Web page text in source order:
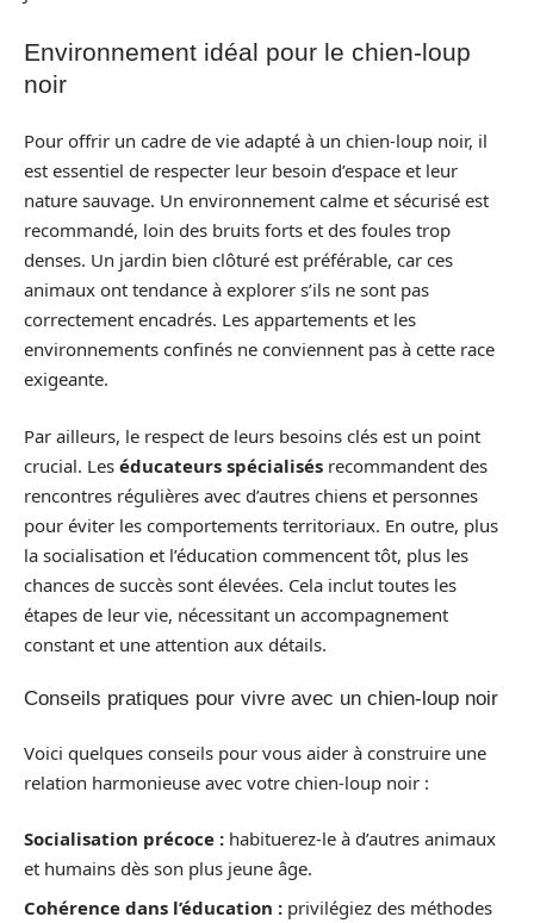
Environnement idéal pour le chien-loup
noir
Pour offrir un cadre de vie adapté à un chien-loup noir, il
est essentiel de respecter leur besoin d’espace et leur
nature sauvage. Un environnement calme et sécurisé est
recommandé, loin des bruits forts et des foules trop
denses. Un jardin bien clôturé est préférable, car ces
animaux ont tendance à explorer s’ils ne sont pas
correctement encadrés. Les appartements et les
environnements confinés ne conviennent pas à cette race
exigeante.
Par ailleurs, le respect de leurs besoins clés est un point
crucial. Les éducateurs spécialisés recommandent des
rencontres régulières avec d’autres chiens et personnes
pour éviter les comportements territoriaux. En outre, plus
la socialisation et l’éducation commencent tôt, plus les
chances de succès sont élevées. Cela inclut toutes les
étapes de leur vie, nécessitant un accompagnement
constant et une attention aux détails.
Conseils pratiques pour vivre avec un chien-loup noir
Voici quelques conseils pour vous aider à construire une
relation harmonieuse avec votre chien-loup noir :
Socialisation précoce : habituerez-le à d’autres animaux
et humains dès son plus jeune âge.
Cohérence dans l’éducation : privilégiez des méthodes